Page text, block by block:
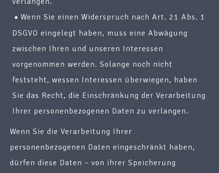
Wenn Sie einen Widerspruch nach Art. 21 Abs. 1
DSGVO eingelegt haben, muss eine Abwägung
zwischen Ihren und unseren Interessen
vorgenommen werden. Solange noch nicht
feststeht, wessen Interessen überwiegen, haben
Sie das Recht, die Einschränkung der Verarbeitung
Ihrer personenbezogenen Daten zu verlangen.
Wenn Sie die Verarbeitung Ihrer
personenbezogenen Daten eingeschränkt haben,
dürfen diese Daten – von ihrer Speicherung